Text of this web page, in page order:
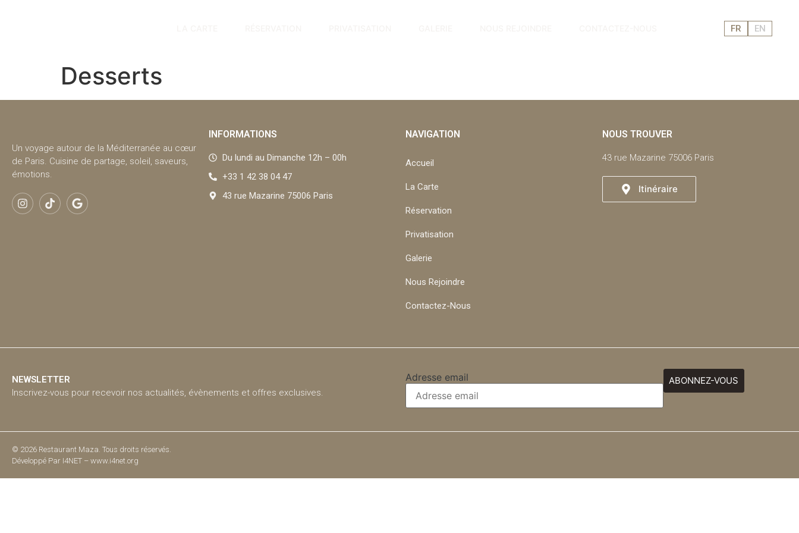
FR EN
Desserts
Un voyage autour de la Méditerranée au cœur
de Paris. Cuisine de partage, soleil, saveurs,
émotions.
INFORMATIONS
Du lundi au Dimanche 12h – 00h
+33 1 42 38 04 47
43 rue Mazarine 75006 Paris
NAVIGATION
Accueil
La Carte
Réservation
Privatisation
Galerie
Nous Rejoindre
Contactez-Nous
NOUS TROUVER
43 rue Mazarine 75006 Paris
Itinéraire
NEWSLETTER
Inscrivez-vous pour recevoir nos actualités, évènements et offres exclusives.
Adresse email
© 2026 Restaurant Maza. Tous droits réservés.
Développé Par I4NET – www.i4net.org